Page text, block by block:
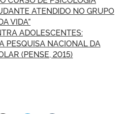
ATENDIDO NO GRUPO
VIDA”
ADOLESCENTES:
PESQUISA NACIONAL DA
(PENSE, 2015)